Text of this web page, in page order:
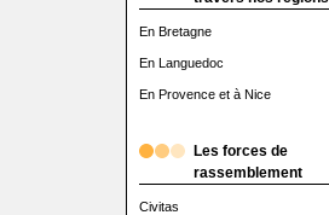
En Bretagne
En Languedoc
En Provence et à Nice
Les forces de
rassemblement
Civitas